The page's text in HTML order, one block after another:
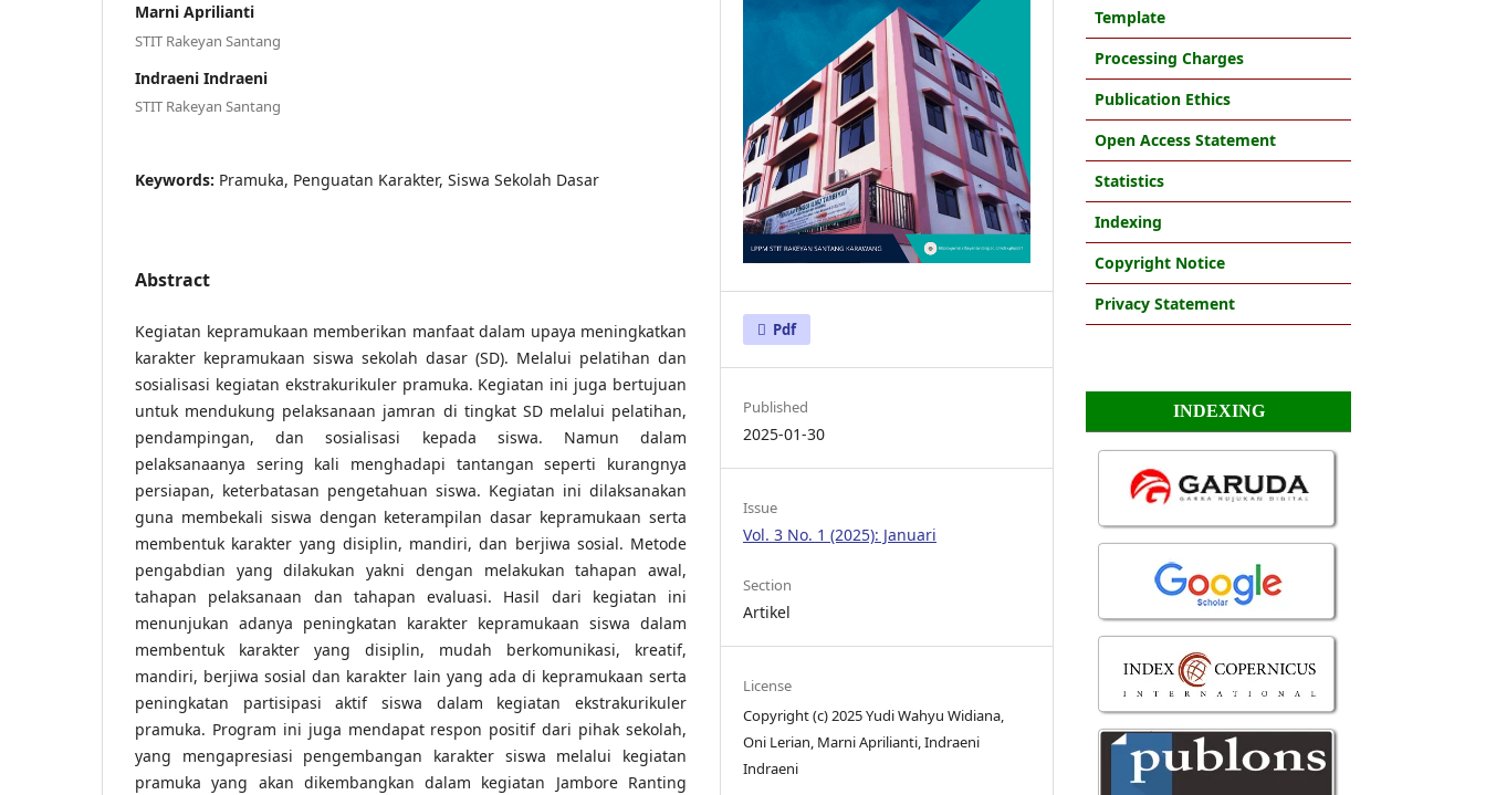
Marni Aprilianti
STIT Rakeyan Santang
Indraeni Indraeni
STIT Rakeyan Santang
Keywords: Pramuka, Penguatan Karakter, Siswa Sekolah Dasar
Abstract
Kegiatan kepramukaan memberikan manfaat dalam upaya meningkatkan
karakter kepramukaan siswa sekolah dasar (SD). Melalui pelatihan dan
sosialisasi kegiatan ekstrakurikuler pramuka. Kegiatan ini juga bertujuan
untuk mendukung pelaksanaan jamran di tingkat SD melalui pelatihan,
pendampingan, dan sosialisasi kepada siswa. Namun dalam
pelaksanaanya sering kali menghadapi tantangan seperti kurangnya
persiapan, keterbatasan pengetahuan siswa. Kegiatan ini dilaksanakan
guna membekali siswa dengan keterampilan dasar kepramukaan serta
membentuk karakter yang disiplin, mandiri, dan berjiwa sosial. Metode
pengabdian yang dilakukan yakni dengan melakukan tahapan awal,
tahapan pelaksanaan dan tahapan evaluasi. Hasil dari kegiatan ini
menunjukan adanya peningkatan karakter kepramukaan siswa dalam
membentuk karakter yang disiplin, mudah berkomunikasi, kreatif,
mandiri, berjiwa sosial dan karakter lain yang ada di kepramukaan serta
peningkatan partisipasi aktif siswa dalam kegiatan ekstrakurikuler
pramuka. Program ini juga mendapat respon positif dari pihak sekolah,
yang mengapresiasi pengembangan karakter siswa melalui kegiatan
pramuka yang akan dikembangkan dalam kegiatan Jambore Ranting
Pdf
Published
2025-01-30
Issue
Vol. 3 No. 1 (2025): Januari
Section
Artikel
License
Copyright (c) 2025 Yudi Wahyu Widiana,
Oni Lerian, Marni Aprilianti, Indraeni
Indraeni
Template
Processing Charges
Publication Ethics
Open Access Statement
Statistics
Indexing
Copyright Notice
Privacy Statement
INDEXING